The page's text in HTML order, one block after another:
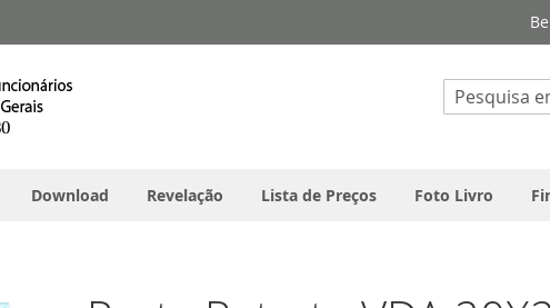
Pesquisa
Download Revelação Lista de Preços Foto Livro